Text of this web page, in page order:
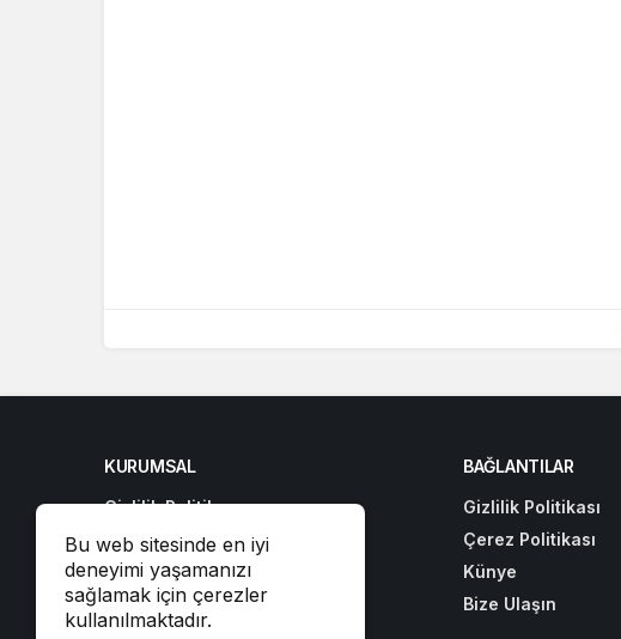
Bu web sitesinde en iyi
deneyimi yaşamanızı
sağlamak için çerezler
kullanılmaktadır.
KURUMSAL
Gizlilik Politikası
Çerez Politikası
Künye
Bize Ulaşın
BAĞLANTILAR
Gizlilik Politikası
Çerez Politikası
Künye
Bize Ulaşın